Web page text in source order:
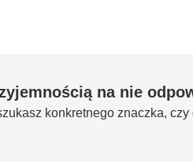
na nie
konkretnego znaczka,